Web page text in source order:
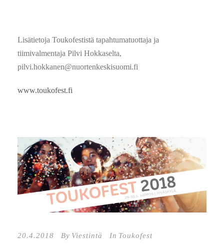
Lisätietoja Toukofestistä tapahtumatuottaja ja
tiimivalmentaja Pilvi Hokkaselta,
pilvi.hokkanen@nuortenkeskisuomi.fi
www.toukofest.fi
20.4.2018 By Viestintä In Toukofest